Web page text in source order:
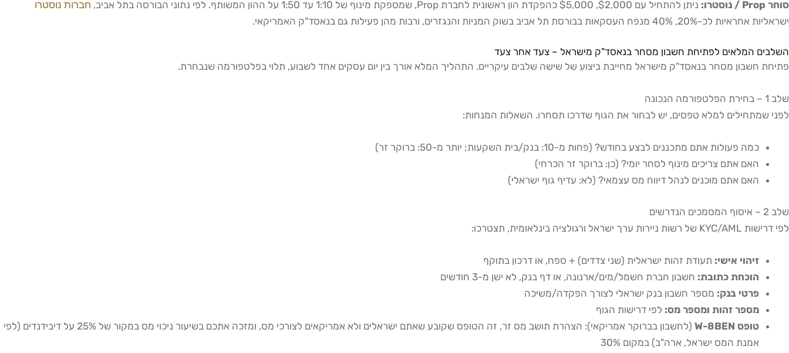
סוחר Prop / נוסטרו: ניתן להתחיל עם $2,000, $5,000 כהפקדת הון ראשונית לחברת Prop, שמספקת מינוף של 1:10 עד 1:50 על ההון המשותף. לפי נתוני הבורסה בתל אביב,
חברות נוסטרו
ישראליות אחראיות לכ-20%, 40% מנפח העסקאות בבורסת תל אביב בשוק המניות והנגזרים, ורבות מהן פעילות גם בנאסד"ק האמריקאי.
השלבים המלאים לפתיחת חשבון מסחר בנאסד"ק מישראל – צעד אחר צעד
פתיחת חשבון מסחר בנאסד"ק מישראל מחייבת ביצוע של שישה שלבים עיקריים. התהליך המלא אורך בין יום עסקים אחד לשבוע, תלוי בפלטפורמה שנבחרת.
שלב 1 – בחירת הפלטפורמה הנכונה
לפני שמתחילים למלא טפסים, יש לבחור את הגוף שדרכו תסחרו. השאלות המנחות:
כמה פעולות אתם מתכננים לבצע בחודש? (פחות מ-10: בנק/בית השקעות; יותר מ-50: ברוקר זר)
האם אתם צריכים מינוף לסחר יומי? (כן: ברוקר זר הכרחי)
האם אתם מוכנים לנהל דיווח מס עצמאי? (לא: עדיף גוף ישראלי)
שלב 2 – איסוף המסמכים הנדרשים
לפי דרישות KYC/AML של רשות ניירות ערך ישראל ורגולציה בינלאומית, תצטרכו:
זיהוי אישי: תעודת זהות ישראלית (שני צדדים) + ספח, או דרכון בתוקף
הוכחת כתובת: חשבון חברת חשמל/מים/ארנונה, או דף בנק, לא ישן מ-3 חודשים
פרטי בנק: מספר חשבון בנק ישראלי לצורך הפקדה/משיכה
מספר זהות ומספר מס: לפי דרישות הגוף
טופס W-8BEN
(לחשבון בברוקר אמריקאי): הצהרת תושב מס זר, זה הטופס שקובע שאתם ישראלים ולא אמריקאים לצורכי מס, ומזכה אתכם בשיעור ניכוי מס במקור של 25% על דיבידנדים (לפי
אמנת המס ישראל, ארה"ב) במקום 30%